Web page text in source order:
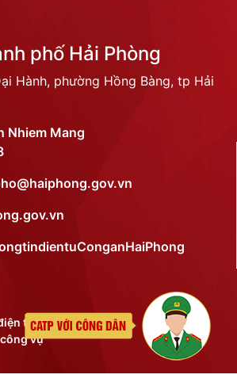
phố Hải Phòng
Hành, phường Hồng Bàng, tp Hải
tử thành phố
vụ